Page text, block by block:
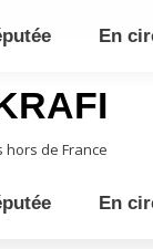
hors de France
En
En